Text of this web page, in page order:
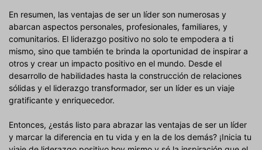
En resumen, las ventajas de ser un líder son numerosas y
abarcan aspectos personales, profesionales, familiares, y
comunitarios. El liderazgo positivo no solo te empodera a ti
mismo, sino que también te brinda la oportunidad de inspirar a
otros y crear un impacto positivo en el mundo. Desde el
desarrollo de habilidades hasta la construcción de relaciones
sólidas y el liderazgo transformador, ser un líder es un viaje
gratificante y enriquecedor.
Entonces, ¿estás listo para abrazar las ventajas de ser un líder
y marcar la diferencia en tu vida y en la de los demás? ¡Inicia tu